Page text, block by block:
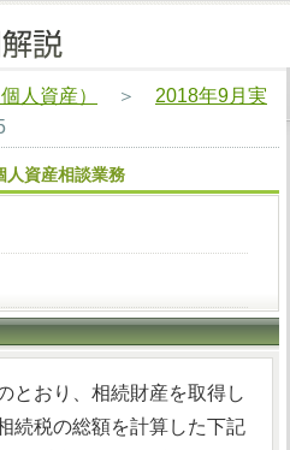
人資産） ＞ 2018年9月実
人資産相談業務
とおり、相続財産を取得し
続税の総額を計算した下記